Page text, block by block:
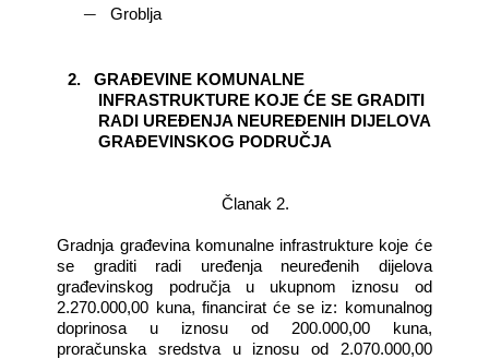
― Groblja
2.
GRAĐEVINE KOMUNALNE
INFRASTRUKTURE KOJE ĆE SE GRADITI
RADI UREĐENJA NEUREĐENIH DIJELOVA
GRAĐEVINSKOG PODRUČJA
Članak 2.
Gradnja građevina komunalne infrastrukture koje će
se graditi radi uređenja neuređenih dijelova
građevinskog područja u ukupnom iznosu od
2.270.000,00 kuna, financirat će se iz: komunalnog
doprinosa u iznosu od 200.000,00 kuna,
proračunska sredstva u iznosu od 2.070.000,00